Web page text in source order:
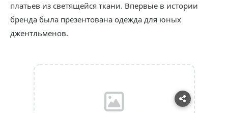
платьев из светящейся ткани. Впервые в истории
бренда была презентована одежда для юных
джентльменов.